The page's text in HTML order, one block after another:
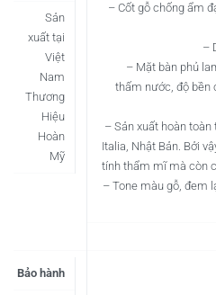
Sản
xuất tại
Việt
Nam
Thương
Hiệu
Hoàn
Mỹ
– Cốt gỗ chống ẩm
–
– Mặt bàn phủ
thấm nước, độ bền
– Sản xuất hoàn
Italia, Nhật Bản. Bởi
tính thẩm mĩ mà còn
– Tone màu gỗ, đem
Bảo hành